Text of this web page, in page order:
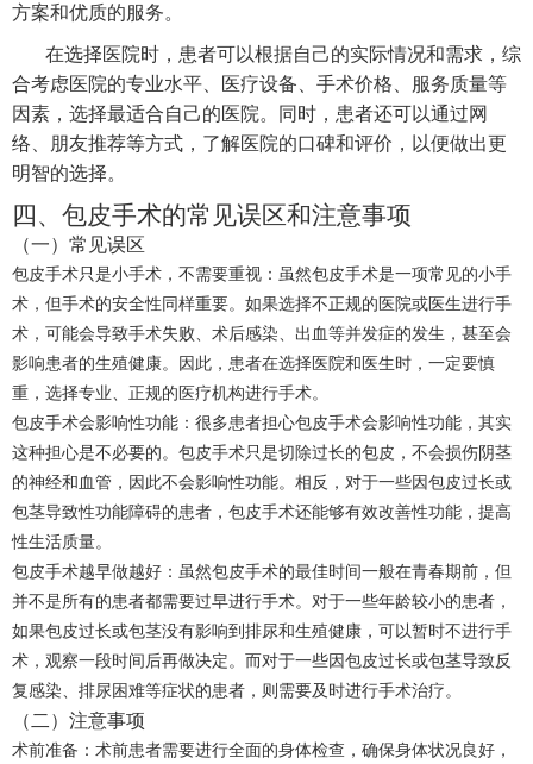
方案和优质的服务。
在选择医院时，患者可以根据自己的实际情况和需求，综
合考虑医院的专业水平、医疗设备、手术价格、服务质量等
因素，选择最适合自己的医院。同时，患者还可以通过网
络、朋友推荐等方式，了解医院的口碑和评价，以便做出更
明智的选择。
四、包皮手术的常见误区和注意事项
（一）常见误区
包皮手术只是小手术，不需要重视：虽然包皮手术是一项常见的小手
术，但手术的安全性同样重要。如果选择不正规的医院或医生进行手
术，可能会导致手术失败、术后感染、出血等并发症的发生，甚至会
影响患者的生殖健康。因此，患者在选择医院和医生时，一定要慎
重，选择专业、正规的医疗机构进行手术。
包皮手术会影响性功能：很多患者担心包皮手术会影响性功能，其实
这种担心是不必要的。包皮手术只是切除过长的包皮，不会损伤阴茎
的神经和血管，因此不会影响性功能。相反，对于一些因包皮过长或
包茎导致性功能障碍的患者，包皮手术还能够有效改善性功能，提高
性生活质量。
包皮手术越早做越好：虽然包皮手术的最佳时间一般在青春期前，但
并不是所有的患者都需要过早进行手术。对于一些年龄较小的患者，
如果包皮过长或包茎没有影响到排尿和生殖健康，可以暂时不进行手
术，观察一段时间后再做决定。而对于一些因包皮过长或包茎导致反
复感染、排尿困难等症状的患者，则需要及时进行手术治疗。
（二）注意事项
术前准备：术前患者需要进行全面的身体检查，确保身体状况良好，